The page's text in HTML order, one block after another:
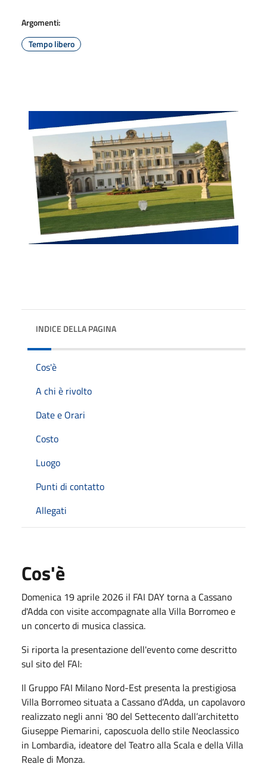
Argomenti:
Tempo libero
INDICE DELLA PAGINA
Cos'è
A chi è rivolto
Date e Orari
Costo
Luogo
Punti di contatto
Allegati
Cos'è
Domenica 19 aprile 2026 il FAI DAY torna a Cassano
d'Adda con visite accompagnate alla Villa Borromeo e
un concerto di musica classica.
Si riporta la presentazione dell'evento come descritto
sul sito del FAI:
Il Gruppo FAI Milano Nord-Est presenta la prestigiosa
Villa Borromeo situata a Cassano d’Adda, un capolavoro
realizzato negli anni ’80 del Settecento dall’architetto
Giuseppe Piemarini, caposcuola dello stile Neoclassico
in Lombardia, ideatore del Teatro alla Scala e della Villa
Reale di Monza.